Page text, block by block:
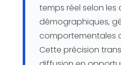
temps réel selon les
démographiques,
comportementales
Cette précision